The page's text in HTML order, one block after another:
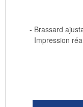
- Brassard
Impression